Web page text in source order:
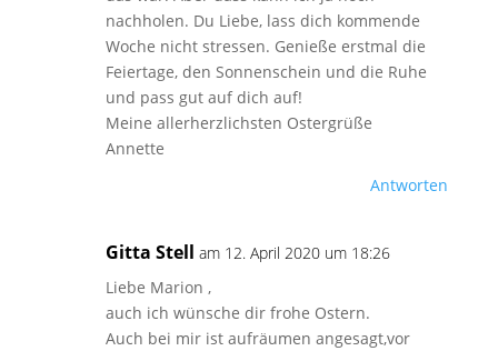
nachholen. Du Liebe, lass dich kommende
Woche nicht stressen. Genieße erstmal die
Feiertage, den Sonnenschein und die Ruhe
und pass gut auf dich auf!
Meine allerherzlichsten Ostergrüße
Annette
Antworten
Gitta Stell am 12. April 2020 um 18:26
Liebe Marion ,
auch ich wünsche dir frohe Ostern.
Auch bei mir ist aufräumen angesagt,vor